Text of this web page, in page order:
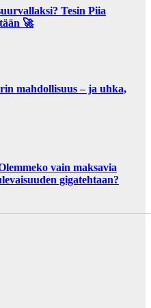
Tesin Piia
🚀
mahdollisuus – ja uhka,
vain maksavia
gigatehtaan?